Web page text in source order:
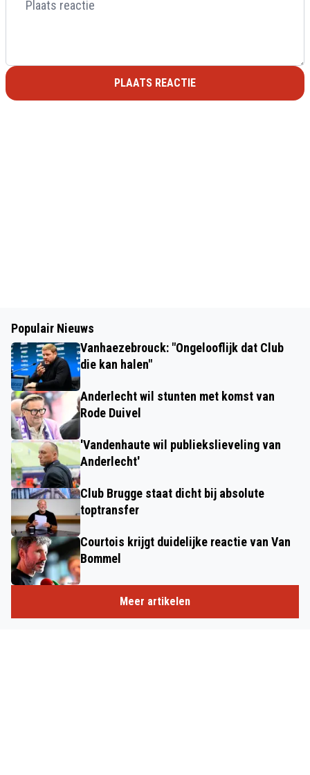
PLAATS REACTIE
Populair Nieuws
Vanhaezebrouck: "Ongelooflijk dat Club
die kan halen"
Anderlecht wil stunten met komst van
Rode Duivel
'Vandenhaute wil publiekslieveling van
Anderlecht'
Club Brugge staat dicht bij absolute
toptransfer
Courtois krijgt duidelijke reactie van Van
Bommel
Meer artikelen